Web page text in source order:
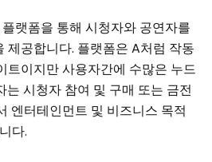
랫폼을 통해 시청자와 공연자를
제공합니다. 플랫폼은 A처럼 작동
트이지만 사용자간에 수많은 누드
는 시청자 참여 및 구매 또는 금전
엔터테인먼트 및 비즈니스 목적
다.